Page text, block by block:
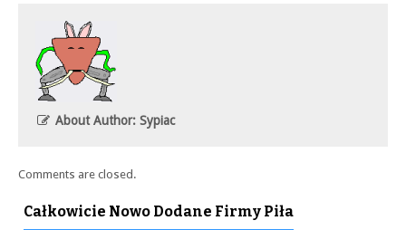
About Author: Sypiac
Comments are closed.
Całkowicie Nowo Dodane Firmy Piła